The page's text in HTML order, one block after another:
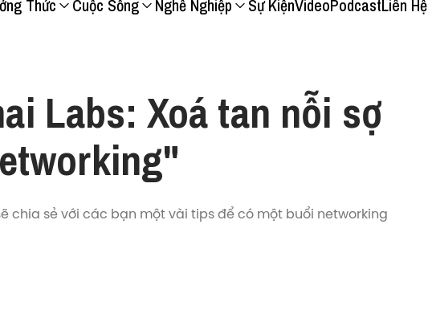
Thức Cuộc Sống Nghề Nghiệp Sự KiệnVideoPodcastLiên Hệ
Labs: Xoá tan nỗi sợ
chia sẻ với các bạn một vài tips để có một buổi networking